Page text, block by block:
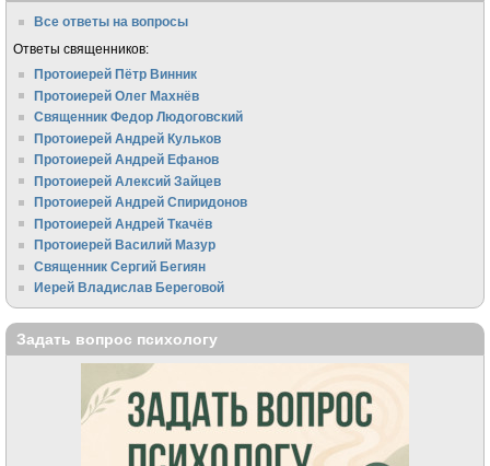
Все ответы на вопросы
Ответы священников:
Протоиерей Пётр Винник
Протоиерей Олег Махнёв
Священник Федор Людоговский
Протоиерей Андрей Кульков
Протоиерей Андрей Ефанов
Протоиерей Алексий Зайцев
Протоиерей Андрей Спиридонов
Протоиерей Андрей Ткачёв
Протоиерей Василий Мазур
Священник Сергий Бегиян
Иерей Владислав Береговой
Задать вопрос психологу